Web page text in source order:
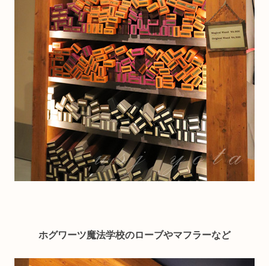
ホグワーツ魔法学校のローブやマフラーなど